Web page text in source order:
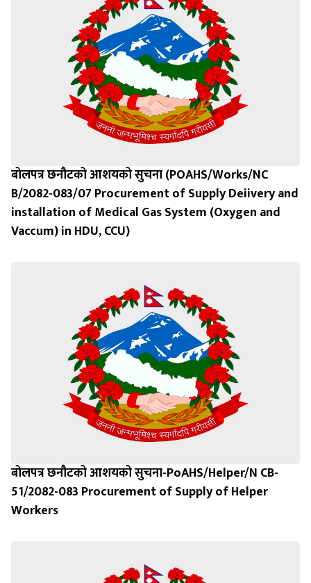
बोलपत्र छनौटको आशयको सुचना (POAHS/Works/NC
B/2082-083/07 Procurement of Supply Deiivery and
installation of Medical Gas System (Oxygen and
Vaccum) in HDU, CCU)
बोलपत्र छनौटको आशयको सुचना-PoAHS/Helper/N CB-
51/2082-083 Procurement of Supply of Helper
Workers